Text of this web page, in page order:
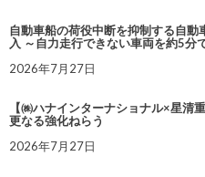
自動車船の荷役中断を抑制する自
入 ～自力走行できない車両を約5分
2026年7月27日
【㈱ハナインターナショナル×星清
更なる強化ねらう
2026年7月27日